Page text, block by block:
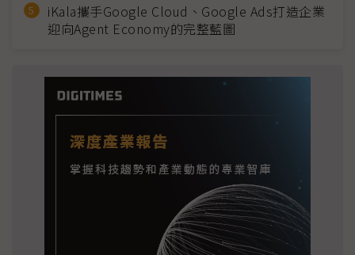
iKala攜手Google Cloud、Google Ads打造企業
迎向Agent Economy的完整藍圖